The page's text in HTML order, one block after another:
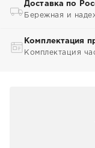
Доставка по
Бережная и
Комплектация
Комплектация